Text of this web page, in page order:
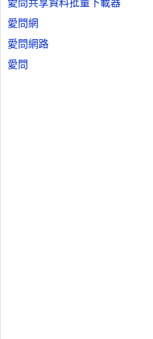
愛問共享資料批量下載器
愛問網
愛問網路
愛問